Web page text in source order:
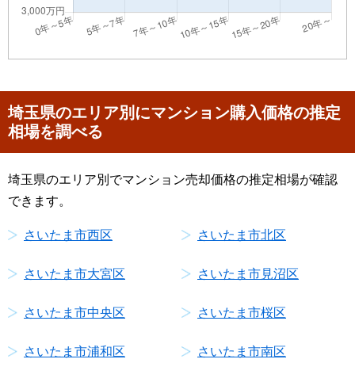
埼玉県のエリア別にマンション購入価格の推定
相場を調べる
埼玉県のエリア別でマンション売却価格の推定相場が確認
できます。
さいたま市西区 さいたま市北区
さいたま市大宮区 さいたま市見沼区
さいたま市中央区 さいたま市桜区
さいたま市浦和区 さいたま市南区